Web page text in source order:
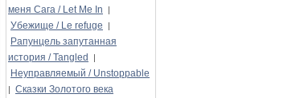
меня Сага / Let Me In
|
Убежище / Le refuge |
Рапунцель запутанная
история / Tangled
|
Неуправляемый / Unstoppable
| Сказки Золотого века